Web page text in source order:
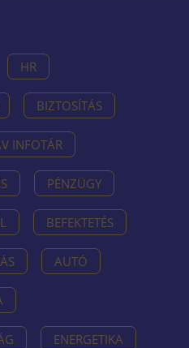
HR
BIZTOSÍTÁS
INFOTÁR
PÉNZÜGY
BEFEKTETÉS
AUTÓ
ENERGETIKA